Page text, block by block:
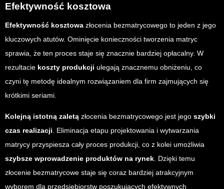
Efektywność kosztowa
Efektywność kosztowa złocenia bezmatrycowego to jeden z jego
kluczowych atutów. Ominięcie konieczności tworzenia matryc
sprawia, że ten proces staje się znacznie bardziej opłacalny. W
rezultacie koszty produkcji ulegają znacznemu obniżeniu, co
czyni tę metodę idealnym rozwiązaniem dla firm zajmujących się
krótkimi seriami.
Kolejną istotną zaletą złocenia bezmatrycowego jest jego szybki
czas realizacji . Eliminacja etapu projektowania i wytwarzania
matrycy przyspiesza cały proces produkcji, co z kolei umożliwia
szybsze wprowadzenie produktów na rynek . Dzięki temu
złocenie bezmatrycowe staje się coraz bardziej atrakcyjnym
wyborem dla przedsiębiorstw poszukujących efektywnych